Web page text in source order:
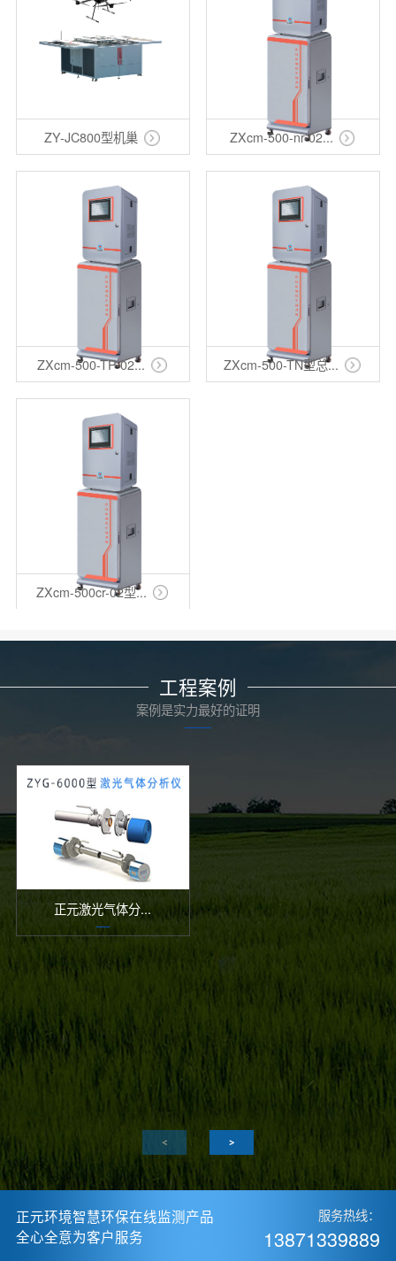
ZY-JC800型机巢 ZXcm-500-nr-02...
ZXcm-500-TP-02... ZXcm-500-TN型总...
ZXcm-500cr-02型...
工程案例
案例是实力最好的证明
正元激光气体分...
正元环境智慧环保在线监测产品
全心全意为客户服务
服务热线：
13871339889